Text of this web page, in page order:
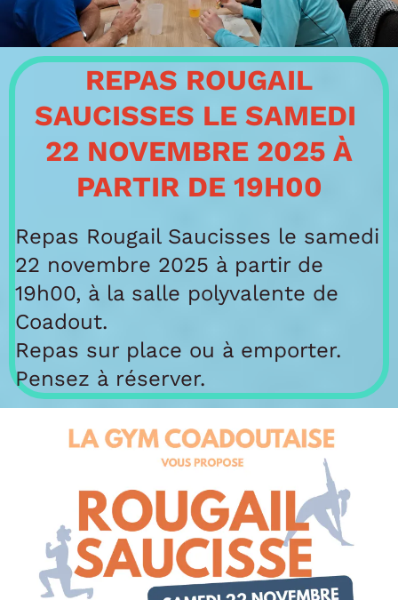
REPAS ROUGAIL
SAUCISSES LE SAMEDI
22 NOVEMBRE 2025 À
PARTIR DE 19H00
Repas Rougail Saucisses le samedi
22 novembre 2025 à partir de
19h00, à la salle polyvalente de
Coadout.
Repas sur place ou à emporter.
Pensez à réserver.